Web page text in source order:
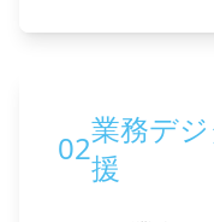
02業務デ
援